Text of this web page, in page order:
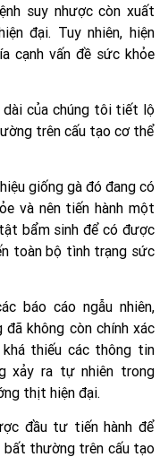
suy nhược còn xuất
đại. Tuy nhiên, hiện
cạnh vấn đề sức khỏe
dài của chúng tôi tiết lộ
trên cấu tạo cơ thể
giống gà đó đang có
và nên tiến hành một
bẩm sinh để có được
toàn bộ tình trạng sức
báo cáo ngẫu nhiên,
không còn chính xác
thiếu các thông tin
xảy ra tự nhiên trong
thịt hiện đại.
đầu tư tiến hành để
thường trên cấu tạo